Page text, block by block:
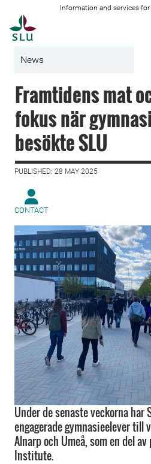
Information and services
News
Framtidens mat
fokus när
besökte SLU
PUBLISHED: 28 MAY 2025
CONTACT
Under de senaste veckorna har
engagerade gymnasieelever till
Alnarp och Umeå, som en del
Institute.